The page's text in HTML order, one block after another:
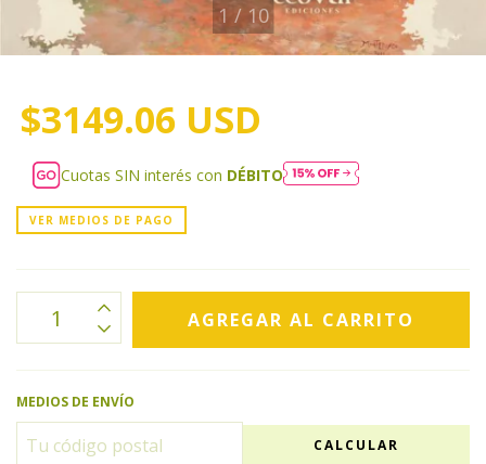
1 / 10
$3149.06 USD
Cuotas SIN interés con DÉBITO
VER MEDIOS DE PAGO
MEDIOS DE ENVÍO
CALCULAR